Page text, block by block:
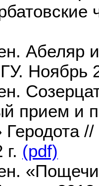
Абеляр
Ноябрь
прием и
Геродота
(pdf)